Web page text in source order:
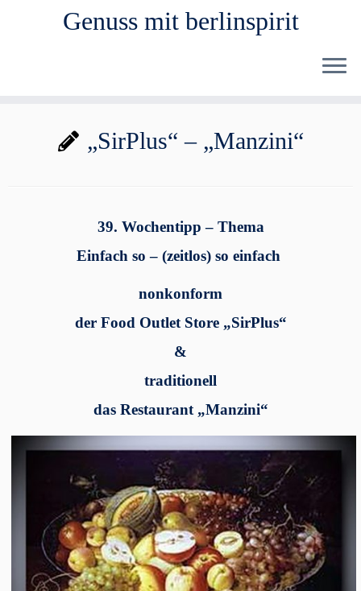
Genuss mit berlinspirit
„SirPlus“ – „Manzini“
39. Wochentipp – Thema
Einfach so – (zeitlos) so einfach
nonkonform
der Food Outlet Store „SirPlus“
&
traditionell
das Restaurant „Manzini“